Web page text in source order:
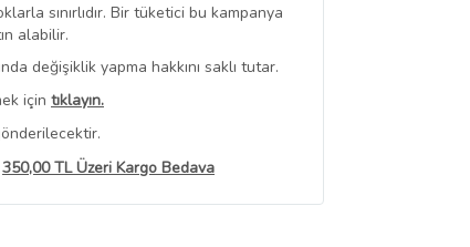
sınırlıdır. Bir tüketici bu kampanya
alabilir.
değişiklik yapma hakkını saklı tutar.
için tıklayın.
350,00 TL Üzeri Kargo Bedava